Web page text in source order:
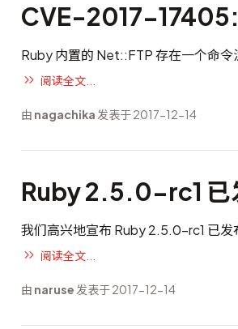
CVE-2017-17405:
Ruby 内置的 Net::FTP 存在一个命令
阅读全文...
由 nagachika 发表于 2017-12-14
Ruby 2.5.0-rc1 已
我们高兴地宣布 Ruby 2.5.0-rc1 已发
阅读全文...
由 naruse 发表于 2017-12-14